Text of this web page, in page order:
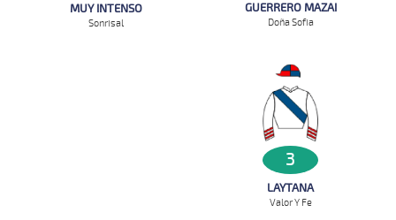
MUY INTENSO
Sonrisal
GUERRERO MAZAI
Doña Sofia
3
LAYTANA
Valor Y Fe